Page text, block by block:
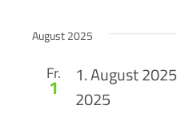
August 2025
Fr.
1 1. August 2025
2025